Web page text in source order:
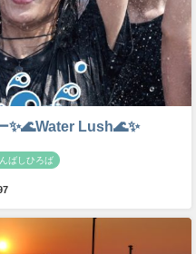
✨🌊Water Lush🌊✨
ばしひろば